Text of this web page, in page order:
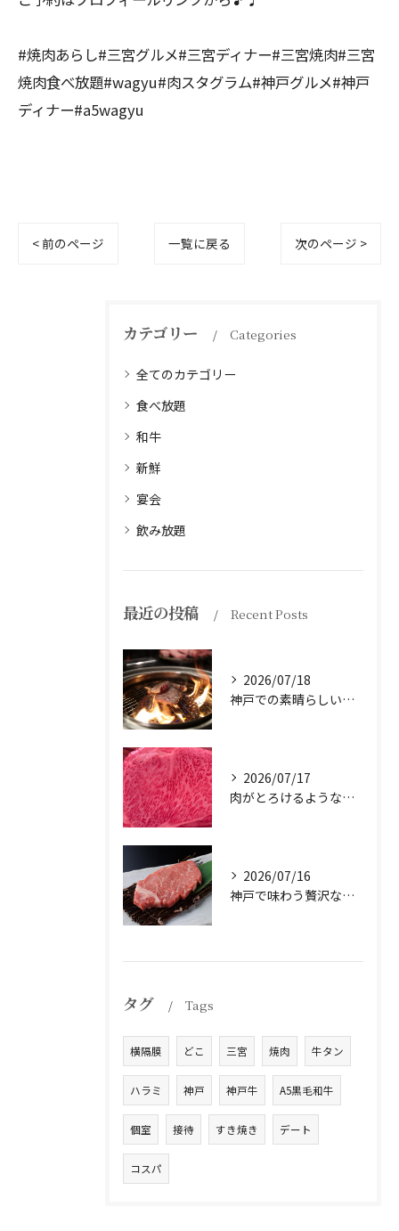
#焼肉あらし#三宮グルメ#三宮ディナー#三宮焼肉#三宮
焼肉食べ放題#wagyu#肉スタグラム#神戸グルメ#神戸
ディナー#a5wagyu
< 前のページ 一覧に戻る 次のページ >
カテゴリー Categories
全てのカテゴリー
食べ放題
和牛
新鮮
宴会
飲み放題
最近の投稿 Recent Posts
2026/07/18
神戸での素晴らしい体験をお探しですか？
2026/07/17
肉がとろけるような味わいを体験したことはありますか？
2026/07/16
神戸で味わう贅沢なひとときを。
タグ Tags
横隔膜 どこ 三宮 焼肉 牛タン
ハラミ 神戸 神戸牛 A5黒毛和牛
個室 接待 すき焼き デート
コスパ